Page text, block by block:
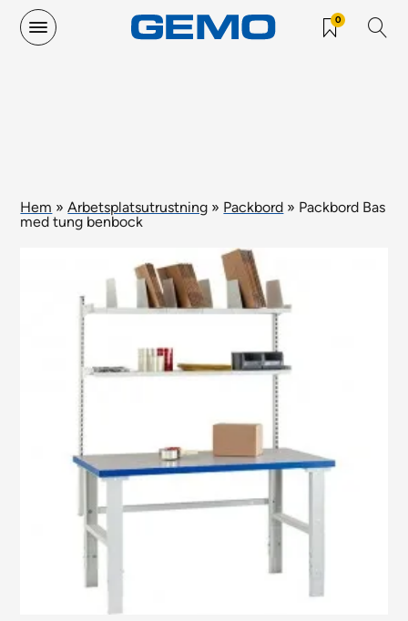
0
Hem »Arbetsplatsutrustning » Packbord » Packbord Bas
med tung benbock